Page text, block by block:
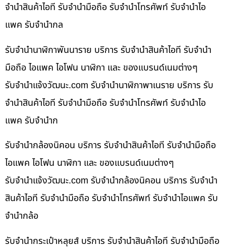
จำนำสินค้าไอที รับจำนำมือถือ รับจำนำโทรศัพท์ รับจำนำไอ
แพค รับจำนำกล
รับจำนำนาฬิกาพันนาราย บริการ รับจำนำสินค้าไอที รับจำนำ
มือถือ ไอแพค ไอโฟน นาฬิกา และ ของแบรนด์เนมต่างๆ
รับจํานําแจ้งวัฒนะ.com รับจำนำนาฬิกาพาเนราย บริการ รับ
จำนำสินค้าไอที รับจำนำมือถือ รับจำนำโทรศัพท์ รับจำนำไอ
แพค รับจำนำก
รับจำนำกล้องนิคอน บริการ รับจำนำสินค้าไอที รับจำนำมือถือ
ไอแพค ไอโฟน นาฬิกา และ ของแบรนด์เนมต่างๆ
รับจํานําแจ้งวัฒนะ.com รับจำนำกล้องนิคอน บริการ รับจำนำ
สินค้าไอที รับจำนำมือถือ รับจำนำโทรศัพท์ รับจำนำไอแพค รับ
จำนำกล้อ
รับจำนำกระเป๋าหลุยส์ บริการ รับจำนำสินค้าไอที รับจำนำมือถือ